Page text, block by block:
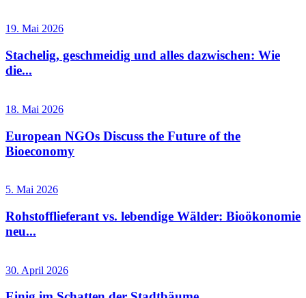
19. Mai 2026
Stachelig, geschmeidig und alles dazwischen: Wie
die...
18. Mai 2026
European NGOs Discuss the Future of the
Bioeconomy
5. Mai 2026
Rohstofflieferant vs. lebendige Wälder: Bioökonomie
neu...
30. April 2026